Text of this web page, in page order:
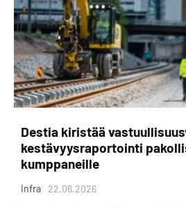
Destia kiristää
kestävyysraportointi
kumppaneille
Infra 22.06.2026